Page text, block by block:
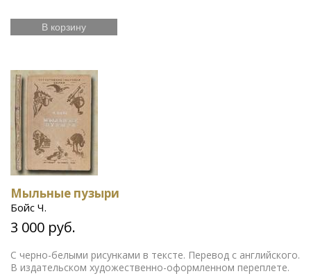
В корзину
Мыльные пузыри
Бойс Ч.
3 000 руб.
С черно-белыми рисунками в тексте. Перевод с английского.
В издательском художественно-оформленном переплете.